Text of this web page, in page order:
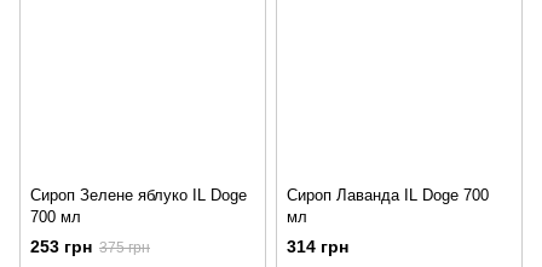
Сироп Зелене яблуко IL Doge
700 мл
253 грн 375 грн
Сироп Лаванда IL Doge 700
мл
314 грн